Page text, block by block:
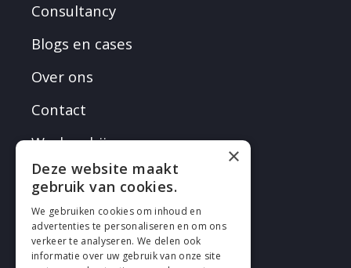
Consultancy
Blogs en cases
Over ons
Contact
Werken bij
VOLG EN
×
Deze website maakt
gebruik van cookies.
We gebruiken cookies om inhoud en
advertenties te personaliseren en om ons
verkeer te analyseren. We delen ook
informatie over uw gebruik van onze site